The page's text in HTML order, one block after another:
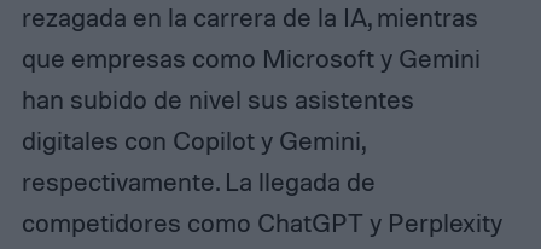
rezagada en la carrera de la IA, mientras
que empresas como Microsoft y Gemini
han subido de nivel sus asistentes
digitales con Copilot y Gemini,
respectivamente. La llegada de
competidores como ChatGPT y Perplexity